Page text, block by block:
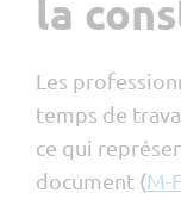
la
Les
temps de
ce qui
document (M-